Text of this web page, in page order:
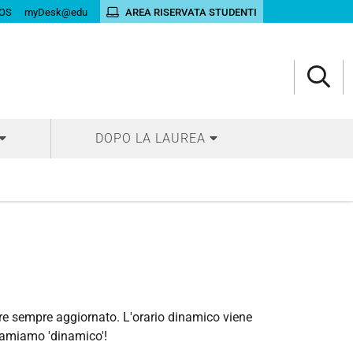
myDesk@edu AREA RISERVATA STUDENTI
DOPO LA LAUREA
sempre aggiornato. L'orario dinamico viene
'dinamico'!